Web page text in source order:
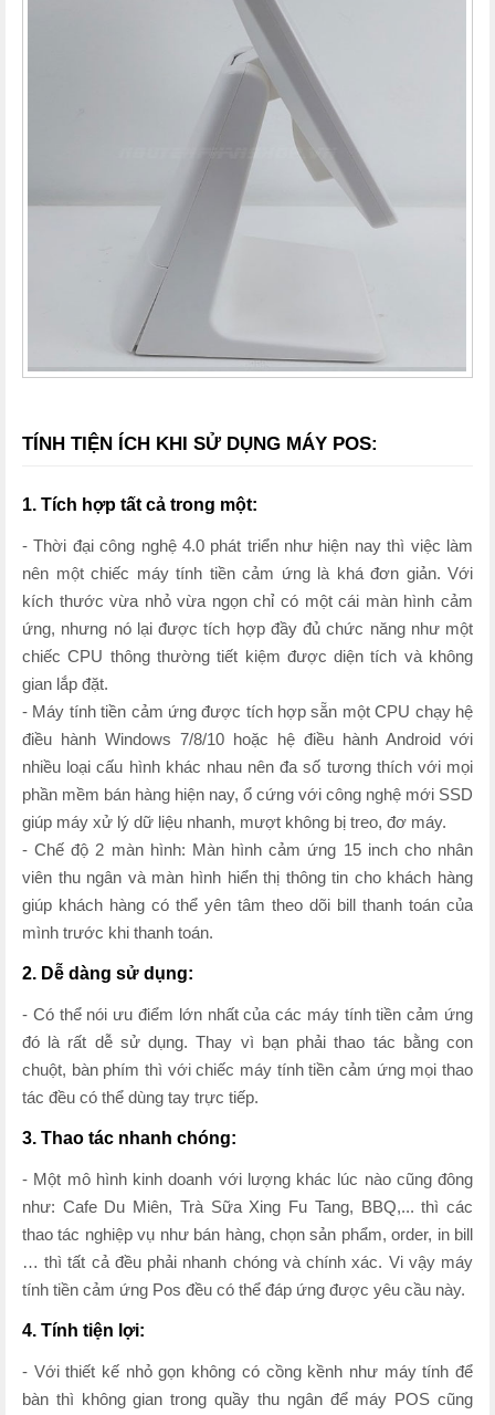
TÍNH TIỆN ÍCH KHI SỬ DỤNG MÁY POS:
1. Tích hợp tất cả trong một:
- Thời đại công nghệ 4.0 phát triển như hiện nay thì việc làm
nên một chiếc máy tính tiền cảm ứng là khá đơn giản. Với
kích thước vừa nhỏ vừa ngọn chỉ có một cái màn hình cảm
ứng, nhưng nó lại được tích hợp đầy đủ chức năng như một
chiếc CPU thông thường tiết kiệm được diện tích và không
gian lắp đặt.
- Máy tính tiền cảm ứng được tích hợp sẵn một CPU chạy hệ
điều hành Windows 7/8/10 hoặc hệ điều hành Android với
nhiều loại cấu hình khác nhau nên đa số tương thích với mọi
phần mềm bán hàng hiện nay, ổ cứng với công nghệ mới SSD
giúp máy xử lý dữ liệu nhanh, mượt không bị treo, đơ máy.
- Chế độ 2 màn hình: Màn hình cảm ứng 15 inch cho nhân
viên thu ngân và màn hình hiển thị thông tin cho khách hàng
giúp khách hàng có thể yên tâm theo dõi bill thanh toán của
mình trước khi thanh toán.
2. Dễ dàng sử dụng:
- Có thể nói ưu điểm lớn nhất của các máy tính tiền cảm ứng
đó là rất dễ sử dụng. Thay vì bạn phải thao tác bằng con
chuột, bàn phím thì với chiếc máy tính tiền cảm ứng mọi thao
tác đều có thể dùng tay trực tiếp.
3. Thao tác nhanh chóng:
- Một mô hình kinh doanh với lượng khác lúc nào cũng đông
như: Cafe Du Miên, Trà Sữa Xing Fu Tang, BBQ,... thì các
thao tác nghiệp vụ như bán hàng, chọn sản phẩm, order, in bill
… thì tất cả đều phải nhanh chóng và chính xác. Vi vậy máy
tính tiền cảm ứng Pos đều có thể đáp ứng được yêu cầu này.
4. Tính tiện lợi:
- Với thiết kế nhỏ gọn không có cồng kềnh như máy tính để
bàn thì không gian trong quầy thu ngân để máy POS cũng